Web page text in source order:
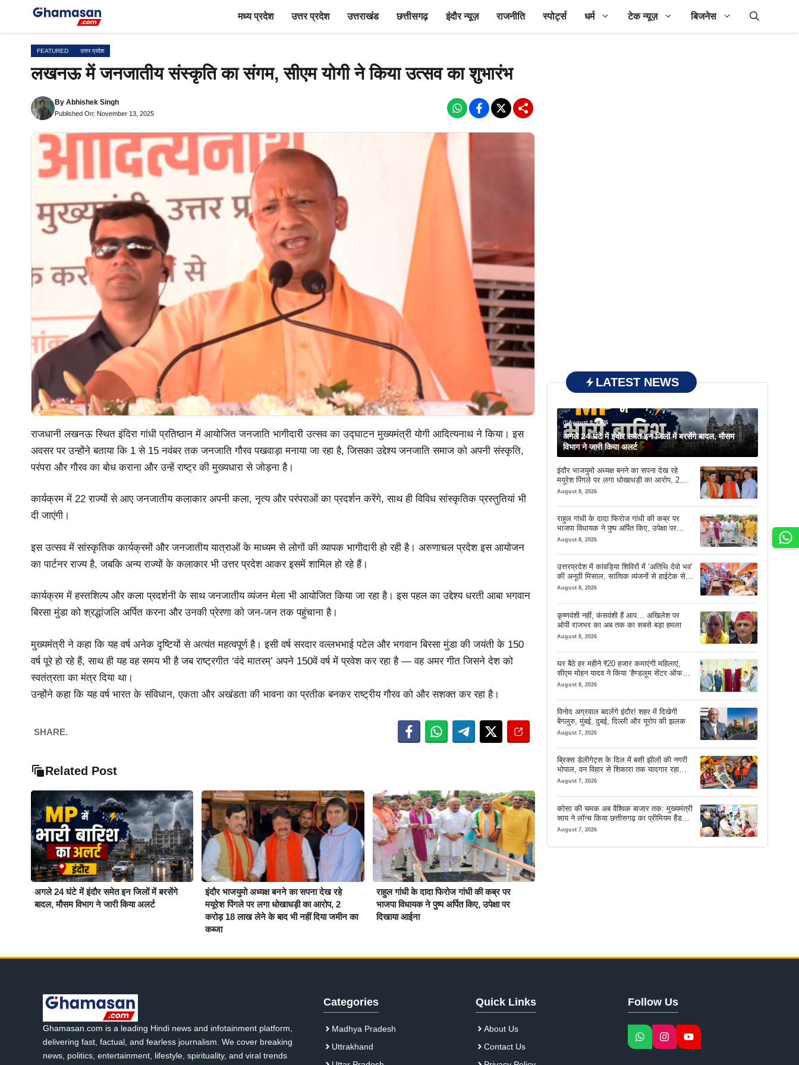
मध्य प्रदेश उत्तर प्रदेश उत्तराखंड छत्तीसगढ़ इंदौर न्यूज़ राजनीति स्पोर्ट्स धर्म टेक न्यूज़ बिजनेस
FEATURED उत्तर प्रदेश
लखनऊ में जनजातीय संस्कृति का संगम, सीएम योगी ने किया उत्सव का शुभारंभ
By Abhishek Singh
Published On: November 13, 2025
राजधानी लखनऊ स्थित इंदिरा गांधी प्रतिष्ठान में आयोजित जनजाति भागीदारी उत्सव का उद्घाटन मुख्यमंत्री योगी आदित्यनाथ ने किया। इस
अवसर पर उन्होंने बताया कि 1 से 15 नवंबर तक जनजाति गौरव पखवाड़ा मनाया जा रहा है, जिसका उद्देश्य जनजाति समाज को अपनी संस्कृति,
परंपरा और गौरव का बोध कराना और उन्हें राष्ट्र की मुख्यधारा से जोड़ना है।
कार्यक्रम में 22 राज्यों से आए जनजातीय कलाकार अपनी कला, नृत्य और परंपराओं का प्रदर्शन करेंगे, साथ ही विविध सांस्कृतिक प्रस्तुतियां भी
दी जाएंगी।
इस उत्सव में सांस्कृतिक कार्यक्रमों और जनजातीय यात्राओं के माध्यम से लोगों की व्यापक भागीदारी हो रही है। अरुणाचल प्रदेश इस आयोजन
का पार्टनर राज्य है, जबकि अन्य राज्यों के कलाकार भी उत्तर प्रदेश आकर इसमें शामिल हो रहे हैं।
कार्यक्रम में हस्तशिल्प और कला प्रदर्शनी के साथ जनजातीय व्यंजन मेला भी आयोजित किया जा रहा है। इस पहल का उद्देश्य धरती आबा भगवान
बिरसा मुंडा को श्रद्धांजलि अर्पित करना और उनकी प्रेरणा को जन-जन तक पहुंचाना है।
मुख्यमंत्री ने कहा कि यह वर्ष अनेक दृष्टियों से अत्यंत महत्वपूर्ण है। इसी वर्ष सरदार वल्लभभाई पटेल और भगवान बिरसा मुंडा की जयंती के 150
वर्ष पूरे हो रहे हैं, साथ ही यह वह समय भी है जब राष्ट्रगीत ‘वंदे मातरम्’ अपने 150वें वर्ष में प्रवेश कर रहा है — वह अमर गीत जिसने देश को
स्वतंत्रता का मंत्र दिया था।
उन्होंने कहा कि यह वर्ष भारत के संविधान, एकता और अखंडता की भावना का प्रतीक बनकर राष्ट्रीय गौरव को और सशक्त कर रहा है।
SHARE.
Related Post
अगले 24 घंटे में इंदौर समेत इन जिलों में बरसेंगे
बादल, मौसम विभाग ने जारी किया अलर्ट
इंदौर भाजयुमो अध्यक्ष बनने का सपना देख रहे
मयूरेश पिंगले पर लगा धोखाधड़ी का आरोप, 2
करोड़ 18 लाख लेने के बाद भी नहीं दिया जमीन का
कब्जा
राहुल गांधी के दादा फिरोज गांधी की कब्र पर
भाजपा विधायक ने पुष्प अर्पित किए, उपेक्षा पर
दिखाया आईना
LATEST NEWS
August 8, 2026
अगले 24 घंटे में इंदौर समेत इन जिलों में बरसेंगे बादल, मौसम
विभाग ने जारी किया अलर्ट
इंदौर भाजयुमो अध्यक्ष बनने का सपना देख रहे
मयूरेश पिंगले पर लगा धोखाधड़ी का आरोप, 2
करोड़ 18 लाख लेने के बाद भी नहीं दिया जमीन
August 8, 2026
राहुल गांधी के दादा फिरोज गांधी की कब्र पर
भाजपा विधायक ने पुष्प अर्पित किए, उपेक्षा पर
दिखाया आईना
August 8, 2026
उत्तरप्रदेश में कांवड़िया शिविरों में ‘अतिथि देवो भव’
की अनूठी मिसाल, सात्विक व्यंजनों से हाईटेक सेवा
तक खास इंतजाम
August 8, 2026
कृष्णवंशी नहीं, कंसवंशी हैं आप… अखिलेश पर
ओपी राजभर का अब तक का सबसे बड़ा हमला
August 8, 2026
घर बैठे हर महीने ₹20 हजार कमाएंगी महिलाएं,
सीएम मोहन यादव ने किया ‘हैण्डलूम सेंटर ऑफ
एक्सीलेंस’ का शुभारंभ
August 8, 2026
विनोद अग्रवाल बदलेंगे इंदौर! शहर में दिखेगी
बेंगलुरु, मुंबई, दुबई, दिल्ली और यूरोप की झलक
August 7, 2026
ब्रिक्स डेलीगेट्स के दिल में बसी झीलों की नगरी
भोपाल, वन विहार से शिकारा तक यादगार रहा
सफर
August 7, 2026
कोसा की चमक अब वैश्विक बाजार तक: मुख्यमंत्री
साय ने लॉन्च किया छत्तीसगढ़ का प्रीमियम हैंडलूम
ब्रांड ‘कोशल फैब’
August 7, 2026
Ghamasan.com is a leading Hindi news and infotainment platform,
delivering fast, factual, and fearless journalism. We cover breaking
news, politics, entertainment, lifestyle, spirituality, and viral trends
Categories
Madhya Pradesh
Uttrakhand
Quick Links
About Us
Contact Us
Follow Us